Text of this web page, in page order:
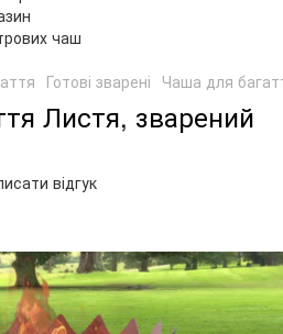
Готові зварені Чаша для
Листя, зварений
відгук